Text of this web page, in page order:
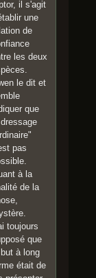
il s'agit
une
de
les deux
le dit et
que
dressage
pas
à la
de la
toujours
que
but à long
était de